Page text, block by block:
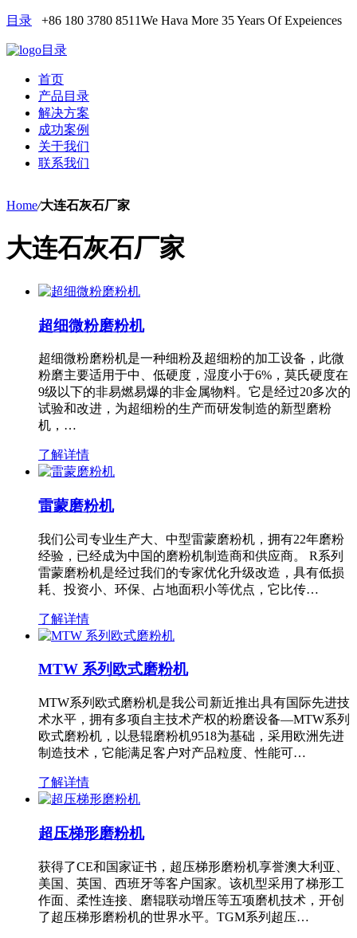
目录 +86 180 3780 8511We Hava More 35 Years Of Expeiences
目录
首页
产品目录
解决方案
成功案例
关于我们
联系我们
Home/大连石灰石厂家
大连石灰石厂家
超细微粉磨粉机
超细微粉磨粉机是一种细粉及超细粉的加工设备，此微
粉磨主要适用于中、低硬度，湿度小于6%，莫氏硬度在
9级以下的非易燃易爆的非金属物料。它是经过20多次的
试验和改进，为超细粉的生产而研发制造的新型磨粉
机，…
了解详情
雷蒙磨粉机
我们公司专业生产大、中型雷蒙磨粉机，拥有22年磨粉
经验，已经成为中国的磨粉机制造商和供应商。 R系列
雷蒙磨粉机是经过我们的专家优化升级改造，具有低损
耗、投资小、环保、占地面积小等优点，它比传…
了解详情
MTW 系列欧式磨粉机
MTW系列欧式磨粉机是我公司新近推出具有国际先进技
术水平，拥有多项自主技术产权的粉磨设备—MTW系列
欧式磨粉机，以悬辊磨粉机9518为基础，采用欧洲先进
制造技术，它能满足客户对产品粒度、性能可…
了解详情
超压梯形磨粉机
获得了CE和国家证书，超压梯形磨粉机享誉澳大利亚、
美国、英国、西班牙等客户国家。该机型采用了梯形工
作面、柔性连接、磨辊联动增压等五项磨机技术，开创
了超压梯形磨粉机的世界水平。TGM系列超压…